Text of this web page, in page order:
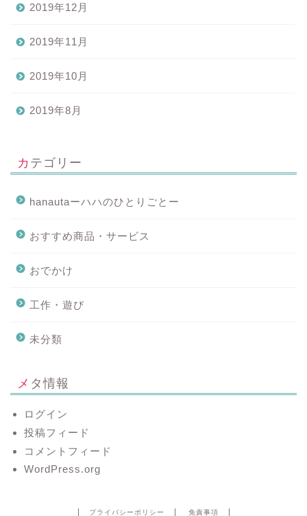
2019年12月
2019年11月
2019年10月
2019年8月
カテゴリー
hanautaーハハのひとりごとー
おすすめ商品・サービス
おでかけ
工作・遊び
未分類
メタ情報
ログイン
投稿フィード
コメントフィード
WordPress.org
プライバシーポリシー 免責事項